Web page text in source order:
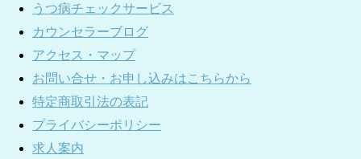
うつ病チェックサービス
カウンセラーブログ
アクセス・マップ
お問い合せ・お申し込みはこちらから
特定商取引法の表記
プライバシーポリシー
求人案内